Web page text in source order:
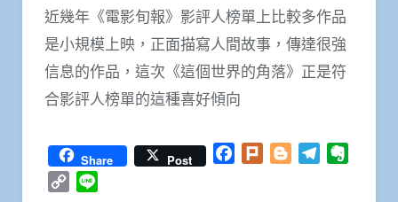
近幾年《電影旬報》影評人榜單上比較多作品
是小規模上映，正面描寫人間故事，傳達很強
信息的作品，這次《這個世界的角落》正是符
合影評人榜單的這種喜好傾向
Share Post Facebook
Plurk BloggerTelegram
Copy